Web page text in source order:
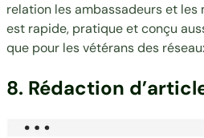
relation les ambassadeurs et les
est rapide, pratique et conçu
que pour les vétérans des
8. Rédaction